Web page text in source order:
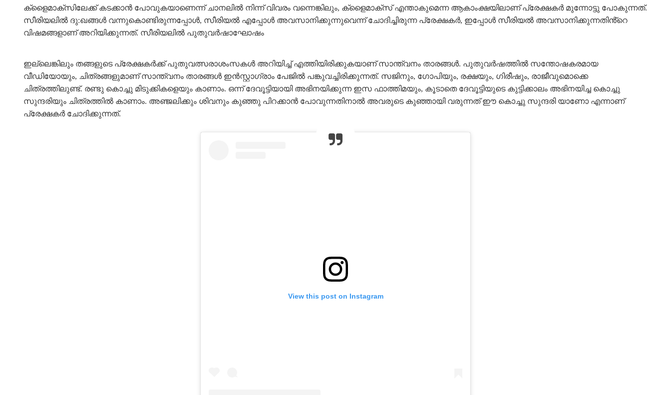
ക്ളൈമാക്സിലേക്ക് കടക്കാൻ പോവുകയാണെന്ന് ചാനലിൽ നിന്ന് വിവരം വന്നെങ്കിലും, ക്ളൈമാക്സ് എന്താകുമെന്ന ആകാംക്ഷയിലാണ് പ്രേക്ഷകർ മുന്നോട്ടു പോകുന്നത്.
സീരിയലിൽ ദു:ഖങ്ങൾ വന്നുകൊണ്ടിരുന്നപ്പോൾ, സീരിയൽ എപ്പോൾ അവസാനിക്കുന്നുവെന്ന് ചോദിച്ചിരുന്ന പ്രേക്ഷകർ, ഇപ്പോൾ സീരിയൽ അവസാനിക്കുന്നതിൻ്റെ
വിഷമങ്ങളാണ് അറിയിക്കുന്നത്. സീരിയലിൽ പുതുവർഷാഘോഷം
ഇല്ലെങ്കിലും തങ്ങളുടെ പ്രേക്ഷകർക്ക് പുതുവത്സരാശംസകൾ അറിയിച്ച് എത്തിയിരിക്കുകയാണ് സാന്ത്വനം താരങ്ങൾ. പുതുവർഷത്തിൽ സന്തോഷകരമായ
വീഡിയോയും, ചിത്രങ്ങളുമാണ് സാന്ത്വനം താരങ്ങൾ ഇൻസ്റ്റാഗ്രാം പേജിൽ പങ്കുവച്ചിരിക്കുന്നത്. സജിനും, ഗോപിയും, രക്ഷയും, ഗിരീഷും, രാജീവുമൊക്കെ
ചിത്രത്തിലുണ്ട്. രണ്ടു കൊച്ചു മിടുക്കികളെയും കാണാം. ഒന്ന് ദേവൂട്ടിയായി അഭിനയിക്കുന്ന ഇസ ഫാത്തിമയും, കൂടാതെ ദേവൂട്ടിയുടെ കുട്ടിക്കാലം അഭിനയിച്ച കൊച്ചു
സുന്ദരിയും ചിത്രത്തിൽ കാണാം. അഞ്ജലിക്കും ശിവനും കുഞ്ഞു പിറക്കാൻ പോവുന്നതിനാൽ അവരുടെ കുഞ്ഞായി വരുന്നത് ഈ കൊച്ചു സുന്ദരി യാണോ എന്നാണ്
പ്രേക്ഷകർ ചോദിക്കുന്നത്.
View this post on Instagram